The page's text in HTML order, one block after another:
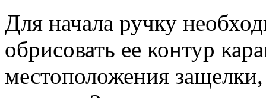
Для начала ручку
обрисовать ее контур
местоположения защелки,